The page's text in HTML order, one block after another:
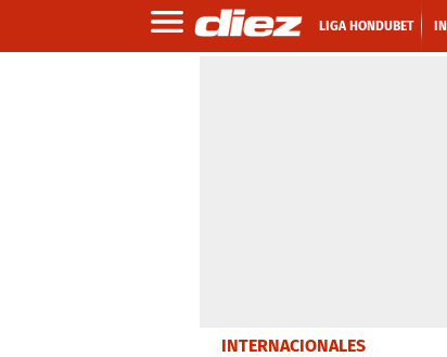
LIGA HONDUBET
INTERNACIONALES